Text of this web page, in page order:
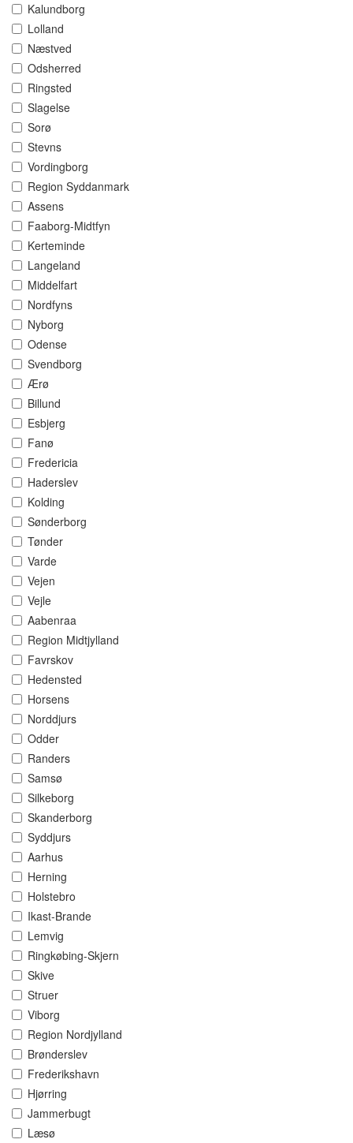
Kalundborg
Lolland
Næstved
Odsherred
Ringsted
Slagelse
Sorø
Stevns
Vordingborg
Region Syddanmark
Assens
Faaborg-Midtfyn
Kerteminde
Langeland
Middelfart
Nordfyns
Nyborg
Odense
Svendborg
Ærø
Billund
Esbjerg
Fanø
Fredericia
Haderslev
Kolding
Sønderborg
Tønder
Varde
Vejen
Vejle
Aabenraa
Region Midtjylland
Favrskov
Hedensted
Horsens
Norddjurs
Odder
Randers
Samsø
Silkeborg
Skanderborg
Syddjurs
Aarhus
Herning
Holstebro
Ikast-Brande
Lemvig
Ringkøbing-Skjern
Skive
Struer
Viborg
Region Nordjylland
Brønderslev
Frederikshavn
Hjørring
Jammerbugt
Læsø